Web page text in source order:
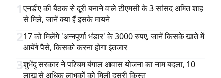
1एनडीए की बैठक से दूरी बनाने वाले टीएमसी के 3 सांसद अमित शाह
से मिले, जानें क्या हैं इसके मायने
217 को मिलेंगे 'अन्नपूर्णा भंडार' के 3000 रुपए, जानें किसके खाते में
आयेंगे पैसे, किसको करना होगा इंतजार
3शुभेंदु सरकार ने पश्चिम बंगाल आवास योजना का नाम बदला, 10
लाख से अधिक लाभुकों को मिली दूसरी किस्त